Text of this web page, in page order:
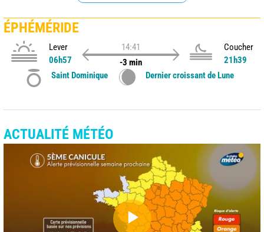
ÉPHÉMÉRIDE
Lever
06h57
14:41
-3 min
Coucher
21h39
Saint Dominique
Dernier croissant de Lune
ACTUALITÉ MÉTÉO